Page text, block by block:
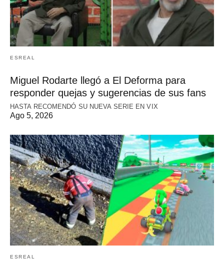
ESREAL
Miguel Rodarte llegó a El Deforma para
responder quejas y sugerencias de sus fans
HASTA RECOMENDÓ SU NUEVA SERIE EN VIX
Ago 5, 2026
ESREAL